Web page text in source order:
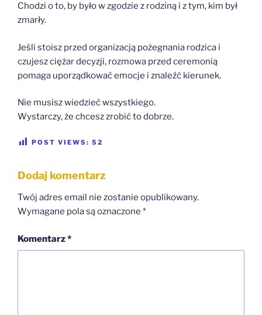
Chodzi o to, by było w zgodzie z rodziną i z tym, kim był
zmarły.
Jeśli stoisz przed organizacją pożegnania rodzica i
czujesz ciężar decyzji, rozmowa przed ceremonią
pomaga uporządkować emocje i znaleźć kierunek.
Nie musisz wiedzieć wszystkiego.
Wystarczy, że chcesz zrobić to dobrze.
POST VIEWS: 52
Dodaj komentarz
Twój adres email nie zostanie opublikowany.
Wymagane pola są oznaczone *
Komentarz*